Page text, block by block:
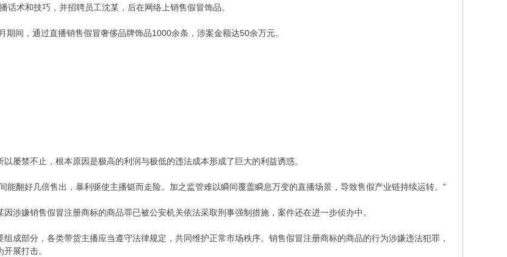
话术和技巧，并招聘员工沈某，后在网络上销售假冒饰品。
间，通过直播销售假冒奢侈品牌饰品1000余条，涉案金额达50余万元。
屡禁不止，根本原因是极高的利润与极低的违法成本形成了巨大的利益诱惑。
能翻好几倍售出，暴利驱使主播铤而走险。加之监管难以瞬间覆盖瞬息万变的直播场景，导致售假产业链持续运转。”
涉嫌销售假冒注册商标的商品罪已被公安机关依法采取刑事强制措施，案件还在进一步侦办中。
成部分，各类带货主播应当遵守法律规定，共同维护正常市场秩序。销售假冒注册商标的商品的行为涉嫌违法犯罪，
展打击。